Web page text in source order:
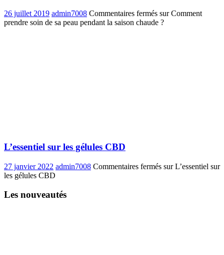
26 juillet 2019 admin7008 Commentaires fermés sur Comment
prendre soin de sa peau pendant la saison chaude ?
L’essentiel sur les gélules CBD
27 janvier 2022 admin7008 Commentaires fermés sur L’essentiel sur
les gélules CBD
Les nouveautés